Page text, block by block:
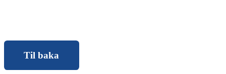
Til baka